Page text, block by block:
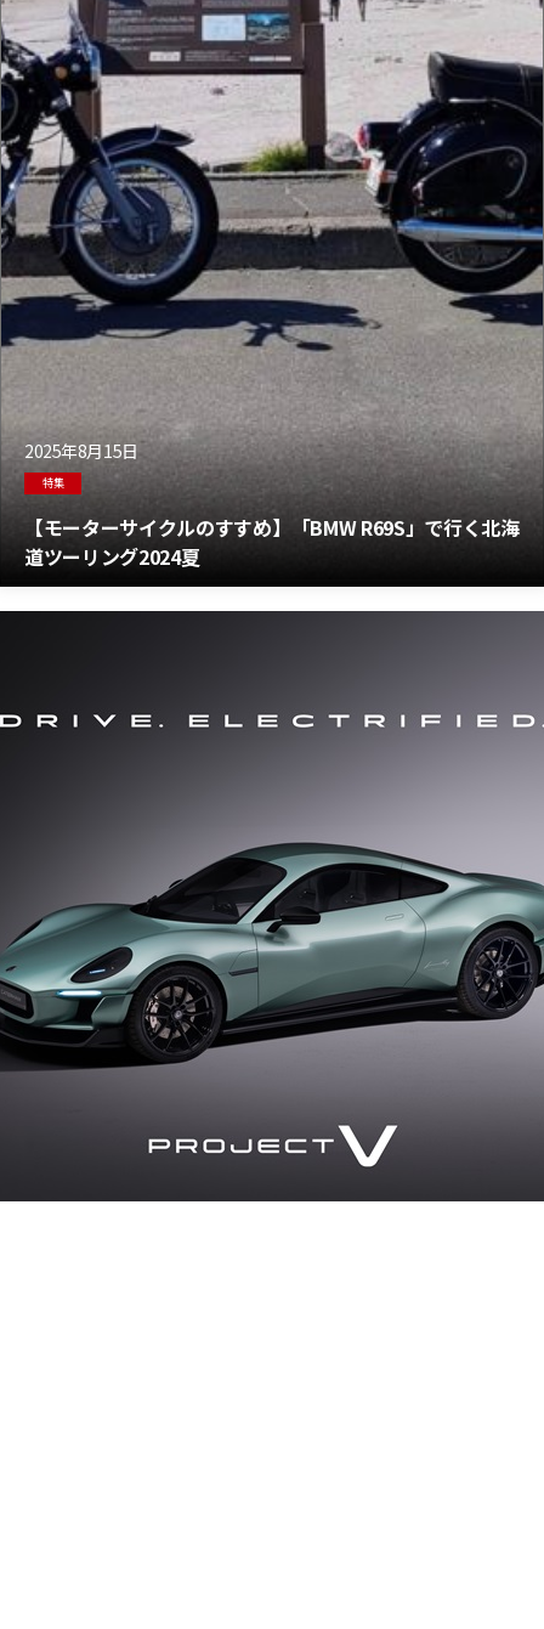
2025年8月15日
特集
【モーターサイクルのすすめ】「BMW R69S」で行く北海
道ツーリング2024夏